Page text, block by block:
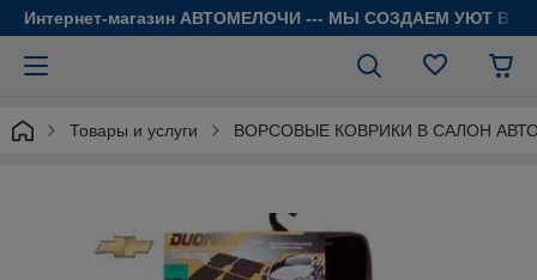
Интернет-магазин АВТОМЕЛОЧИ --- МЫ СОЗДАЕМ УЮТ В
Товары и услуги ВОРСОВЫЕ КОВРИКИ В САЛОН